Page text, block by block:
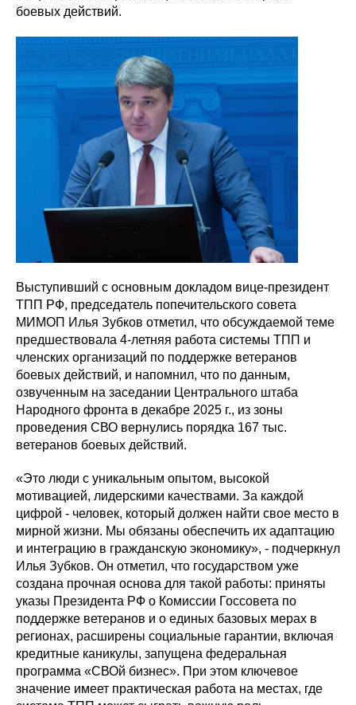
боевых действий.
Выступивший с основным докладом вице-президент
ТПП РФ, председатель попечительского совета
МИМОП Илья Зубков отметил, что обсуждаемой теме
предшествовала 4-летняя работа системы ТПП и
членских организаций по поддержке ветеранов
боевых действий, и напомнил, что по данным,
озвученным на заседании Центрального штаба
Народного фронта в декабре 2025 г., из зоны
проведения СВО вернулись порядка 167 тыс.
ветеранов боевых действий.
«Это люди с уникальным опытом, высокой
мотивацией, лидерскими качествами. За каждой
цифрой - человек, который должен найти свое место в
мирной жизни. Мы обязаны обеспечить их адаптацию
и интеграцию в гражданскую экономику», - подчеркнул
Илья Зубков. Он отметил, что государством уже
создана прочная основа для такой работы: приняты
указы Президента РФ о Комиссии Госсовета по
поддержке ветеранов и о единых базовых мерах в
регионах, расширены социальные гарантии, включая
кредитные каникулы, запущена федеральная
программа «СВОй бизнес». При этом ключевое
значение имеет практическая работа на местах, где